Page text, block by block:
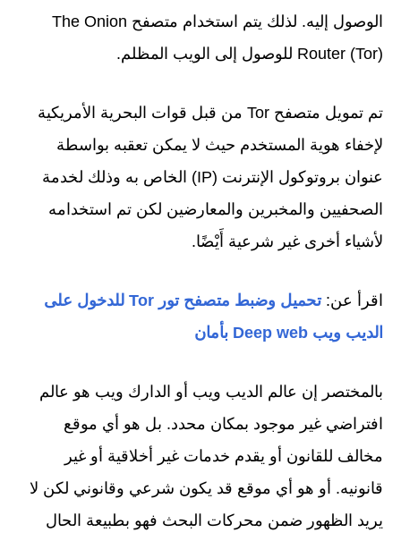
الوصول إليه. لذلك يتم استخدام متصفح The Onion
Router (Tor) للوصول إلى الويب المظلم.
تم تمويل متصفح Tor من قبل قوات البحرية الأمريكية
لإخفاء هوية المستخدم حيث لا يمكن تعقبه بواسطة
عنوان بروتوكول الإنترنت (IP) الخاص به وذلك لخدمة
الصحفيين والمخبرين والمعارضين لكن تم استخدامه
لأشياء أخرى غير شرعية أَيْضًا.
اقرأ عن:
تحميل وضبط متصفح تور Tor للدخول على
الديب ويب Deep web بأمان
بالمختصر إن عالم الديب ويب أو الدارك ويب هو عالم
افتراضي غير موجود بمكان محدد. بل هو أي موقع
مخالف للقانون أو يقدم خدمات غير أخلاقية أو غير
قانونيه. أو هو أي موقع قد يكون شرعي وقانوني لكن لا
يريد الظهور ضمن محركات البحث فهو بطبيعة الحال